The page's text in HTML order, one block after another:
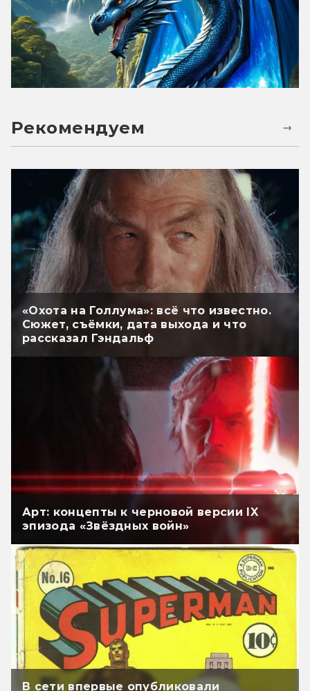
Рекомендуем
«Охота на Голлума»: всё что известно.
Сюжет, съёмки, дата выхода и что
рассказал Гэндальф
Арт: концепты к черновой версии IX
эпизода «Звёздных войн»
В сети впервые опубликовали